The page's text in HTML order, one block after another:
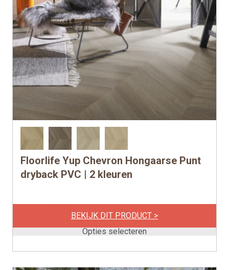
Floorlife Yup Chevron Hongaarse Punt
dryback PVC | 2 kleuren
BEKIJK DIT PRODUCT >
Opties selecteren
Dit
product
Deze
kan
gekozen